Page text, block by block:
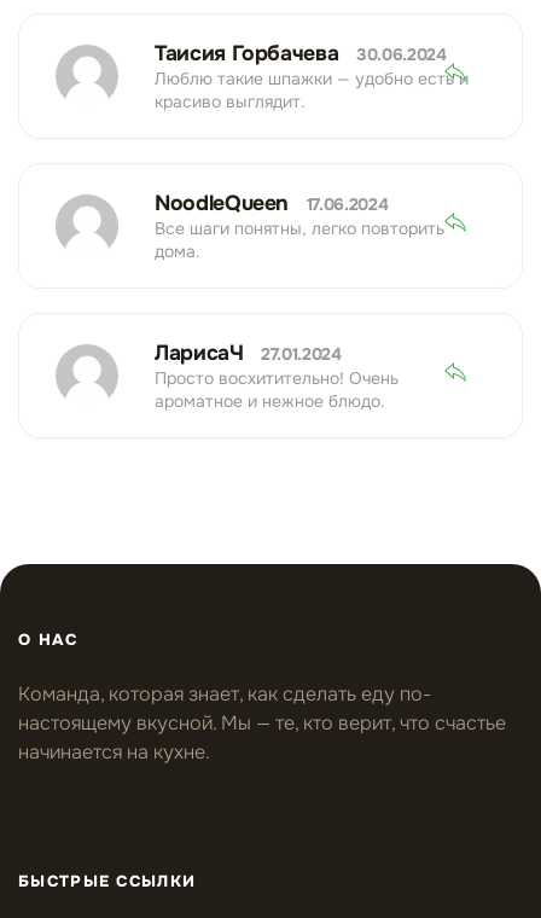
Таисия Горбачева
30.06.2024
Люблю такие шпажки — удобно есть и
красиво выглядит.
NoodleQueen
17.06.2024
Все шаги понятны, легко повторить
дома.
ЛарисаЧ
27.01.2024
Просто восхитительно! Очень
ароматное и нежное блюдо.
О НАС
Команда, которая знает, как сделать еду по-
настоящему вкусной. Мы — те, кто верит, что счастье
начинается на кухне.
БЫСТРЫЕ ССЫЛКИ